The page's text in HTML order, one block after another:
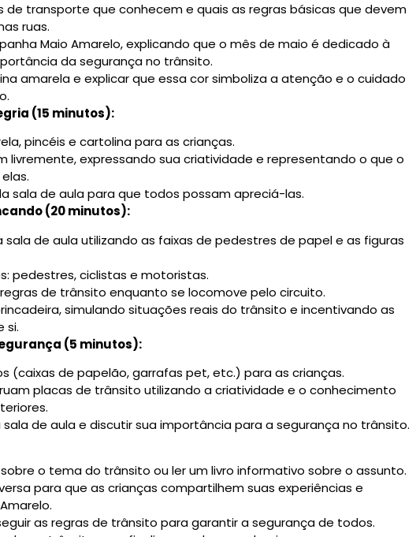
de transporte que conhecem e quais as regras básicas que devem
ruas.
Maio Amarelo, explicando que o mês de maio é dedicado à
da segurança no trânsito.
amarela e explicar que essa cor simboliza a atenção e o cuidado
(15 minutos):
pincéis e cartolina para as crianças.
livremente, expressando sua criatividade e representando o que o
sala de aula para que todos possam apreciá-las.
(20 minutos):
sala de aula utilizando as faixas de pedestres de papel e as figuras
pedestres, ciclistas e motoristas.
de trânsito enquanto se locomove pelo circuito.
simulando situações reais do trânsito e incentivando as
si.
(5 minutos):
(caixas de papelão, garrafas pet, etc.) para as crianças.
placas de trânsito utilizando a criatividade e o conhecimento
sala de aula e discutir sua importância para a segurança no trânsito.
o tema do trânsito ou ler um livro informativo sobre o assunto.
para que as crianças compartilhem suas experiências e
as regras de trânsito para garantir a segurança de todos.